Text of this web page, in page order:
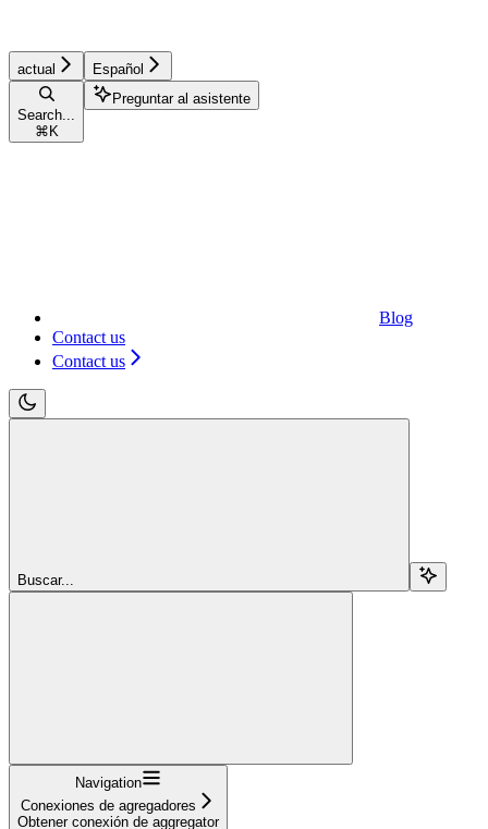
actual Español
Search...
⌘ K
Preguntar al asistente
Blog
Contact us
Contact us
Buscar...
Navigation
Conexiones de agregadores
Obtener conexión de aggregator